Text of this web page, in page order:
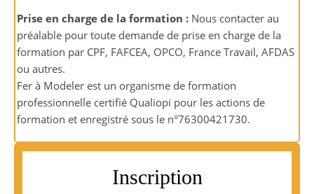
Prise en charge de la formation : Nous contacter au
préalable pour toute demande de prise en charge de la
formation par CPF, FAFCEA, OPCO, France Travail, AFDAS
ou autres.
Fer à Modeler est un organisme de formation
professionnelle certifié Qualiopi pour les actions de
formation et enregistré sous le n°76300421730.
Inscription